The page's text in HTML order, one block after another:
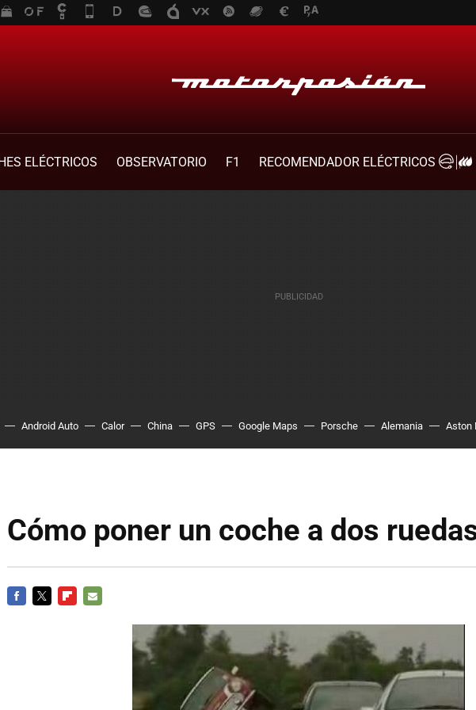
ELÉCTRICOS OBSERVATORIO F1
RECOMENDADOR ELÉCTRICOS
Android Auto Calor China GPS Google Maps Porsche Alemania Aston
Cómo poner un coche a dos